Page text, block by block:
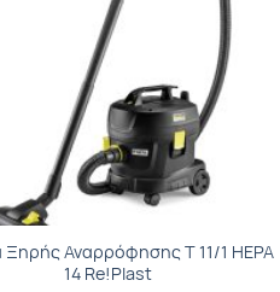
Ξηρής Αναρρόφησης T 11/1 HEPA
14 Re!Plast